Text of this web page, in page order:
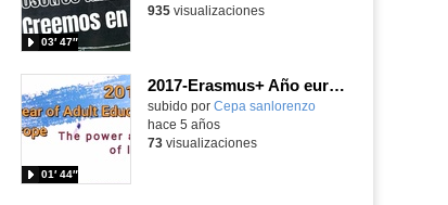
03′ 47″
935visualizaciones
2017-Erasmus+ Año europeo de la educación de adultos
Contenido educativo.
subido por Cepa sanlorenzo
01′ 44″
-
hace 5 años
73visualizaciones